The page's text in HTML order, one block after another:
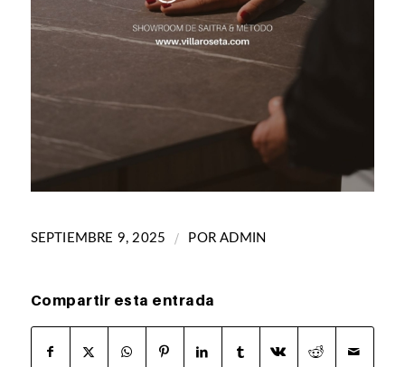
SEPTIEMBRE 9, 2025 / PORADMIN
Compartir esta entrada